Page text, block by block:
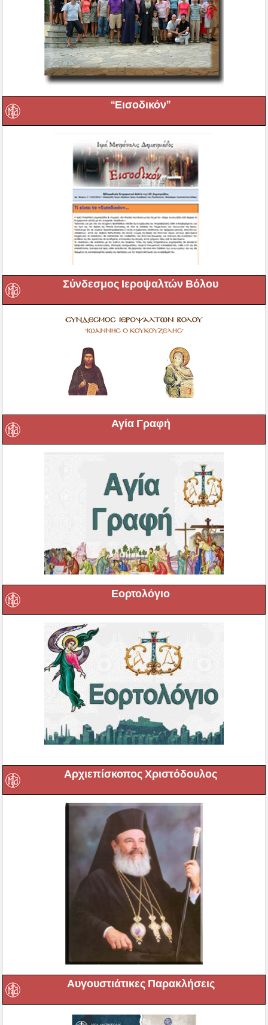
“Εισοδικόν”
Σύνδεσμος Ιεροψαλτών Βόλου
Αγία Γραφή
Εορτολόγιο
Αρχιεπίσκοπος Χριστόδουλος
Αυγουστιάτικες Παρακλήσεις